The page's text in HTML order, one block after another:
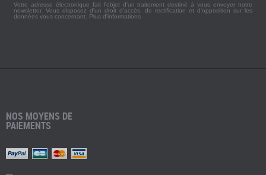
Votre adresse électronique fait l'objet d'un traitement destiné à vous envoyer notre
newsletter. Vous disposez d'un droit d'accès, de rectification et d'opposition sur les
données vous concernant. Plus d'informations
NOS MOYENS DE
PAIEMENTS